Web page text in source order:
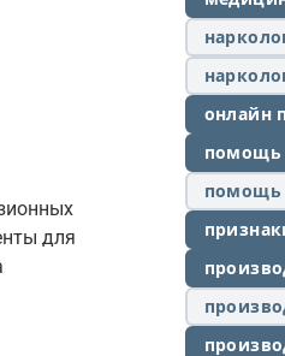
для
онлайн
помощь
помощь